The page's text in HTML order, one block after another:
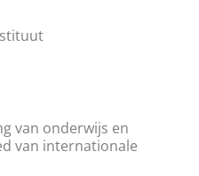
van onderwijs en
van internationale